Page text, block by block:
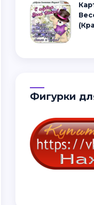
Картинки - С добрым
Фигурки